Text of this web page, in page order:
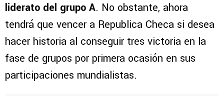
liderato del grupo A. No obstante, ahora
tendrá que vencer a Republica Checa si desea
hacer historia al conseguir tres victoria en la
fase de grupos por primera ocasión en sus
participaciones mundialistas.